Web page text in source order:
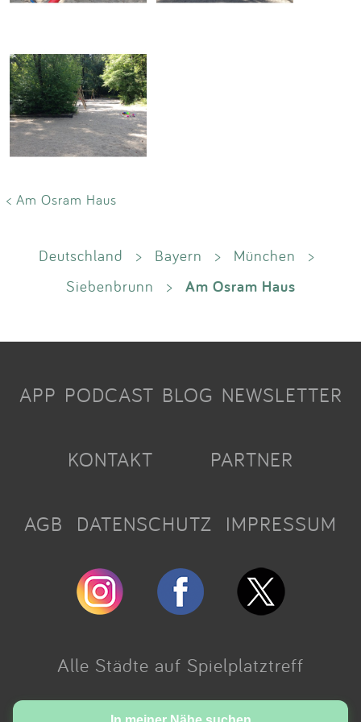
< Am Osram Haus
Deutschland > Bayern > München
>
Siebenbrunn
> Am Osram Haus
APP PODCAST BLOG NEWSLETTER
KONTAKT PARTNER
AGB DATENSCHUTZ IMPRESSUM
Alle Städte auf Spielplatztreff